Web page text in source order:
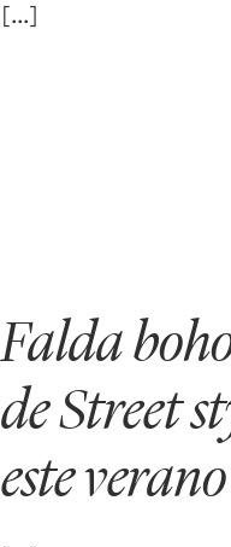
Falda
de Street
este verano